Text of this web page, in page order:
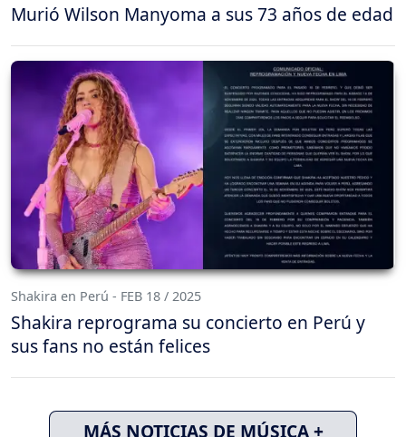
Murió Wilson Manyoma a sus 73 años de edad
Shakira en Perú - FEB 18 / 2025
Shakira reprograma su concierto en Perú y
sus fans no están felices
MÁS NOTICIAS DE MÚSICA +